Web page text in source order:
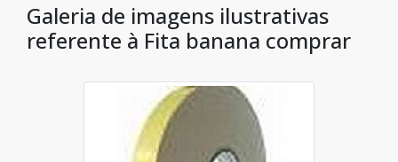
Galeria de imagens ilustrativas
referente à Fita banana comprar